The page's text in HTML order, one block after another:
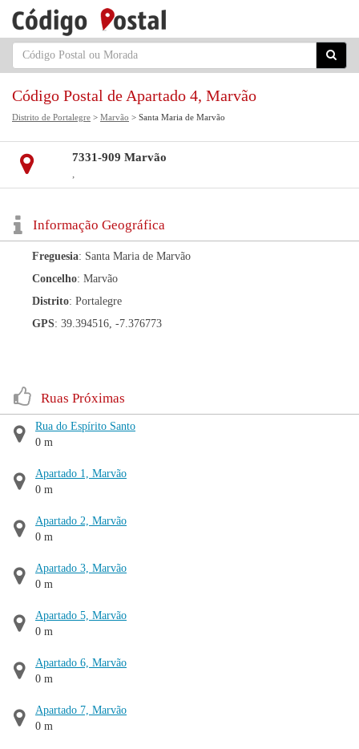
Código Postal de Apartado 4, Marvão
Distrito de Portalegre > Marvão > Santa Maria de Marvão
7331-909 Marvão
,
Informação Geográfica
Freguesia: Santa Maria de Marvão
Concelho: Marvão
Distrito: Portalegre
GPS: 39.394516, -7.376773
Ruas Próximas
Rua do Espírito Santo
0 m
Apartado 1, Marvão
0 m
Apartado 2, Marvão
0 m
Apartado 3, Marvão
0 m
Apartado 5, Marvão
0 m
Apartado 6, Marvão
0 m
Apartado 7, Marvão
0 m